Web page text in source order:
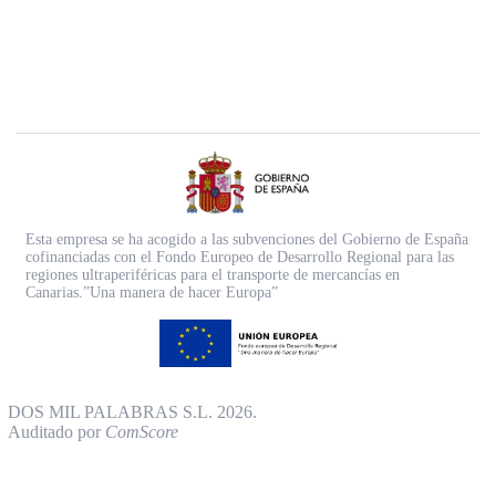
Esta empresa se ha acogido a las subvenciones del Gobierno de España
cofinanciadas con el Fondo Europeo de Desarrollo Regional para las
regiones ultraperiféricas para el transporte de mercancías en
Canarias.”Una manera de hacer Europa”
DOS MIL PALABRAS S.L. 2026.
Auditado por ComScore